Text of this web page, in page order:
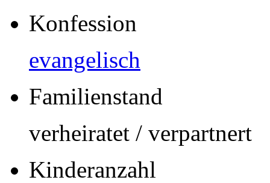
Konfession
evangelisch
Familienstand
verheiratet / verpartnert
Kinderanzahl